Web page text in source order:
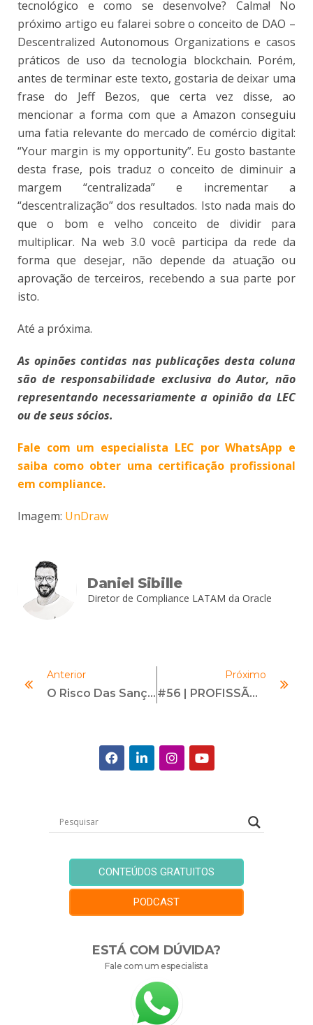
tecnológico e como se desenvolve? Calma! No
próximo artigo eu falarei sobre o conceito de DAO –
Descentralized Autonomous Organizations e casos
práticos de uso da tecnologia blockchain. Porém,
antes de terminar este texto, gostaria de deixar uma
frase do Jeff Bezos, que certa vez disse, ao
mencionar a forma com que a Amazon conseguiu
uma fatia relevante do mercado de comércio digital:
“Your margin is my opportunity”. Eu gosto bastante
desta frase, pois traduz o conceito de diminuir a
margem “centralizada” e incrementar a
“descentralização” dos resultados. Isto nada mais do
que o bom e velho conceito de dividir para
multiplicar. Na web 3.0 você participa da rede da
forma que desejar, não depende da atuação ou
aprovação de terceiros, recebendo a sua parte por
isto.
Até a próxima.
As opinões contidas nas publicações desta coluna
são de responsabilidade exclusiva do Autor, não
representando necessariamente a opinião da LEC
ou de seus sócios.
Fale com um especialista LEC por WhatsApp e
saiba como obter uma certificação profissional
em compliance.
Imagem: UnDraw
Daniel Sibille
Diretor de Compliance LATAM da Oracle
Anterior
O Risco Das Sanções Econômicas Para As Empresas
Próximo
#56 | PROFISSÃO COMPLIANCE OFFICER | Com Marisa Peres E Chris Bezerra
CONTEÚDOS GRATUITOS
PODCAST
ESTÁ COM DÚVIDA?
Fale com um especialista